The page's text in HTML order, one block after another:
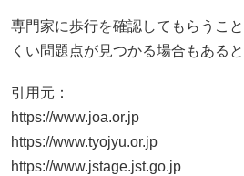
専門家に歩行を確認してもらうこ
くい問題点が見つかる場合もある
引用元：
https://www.joa.or.jp
https://www.tyojyu.or.jp
https://www.jstage.jst.go.jp